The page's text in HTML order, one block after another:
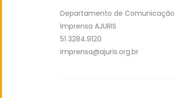
Departamento de Comunicação
Imprensa AJURIS
51 3284.9120
imprensa@ajuris.org.br